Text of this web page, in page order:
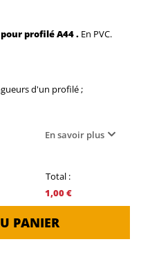
profilé A44 . En PVC.
d'un profilé ;
En savoir plus
Total :
1,00 €
PANIER